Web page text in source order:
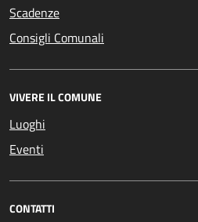
Scadenze
Consigli Comunali
VIVERE IL COMUNE
Luoghi
Eventi
CONTATTI